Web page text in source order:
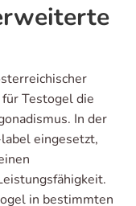
Testogel die
In der
eingesetzt,
in bestimmten